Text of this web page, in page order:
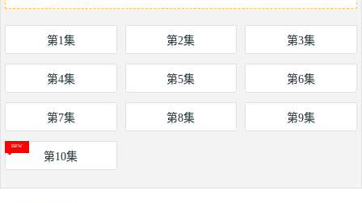
第1集 第2集 第3集
第4集 第5集 第6集
第7集 第8集 第9集
第10集